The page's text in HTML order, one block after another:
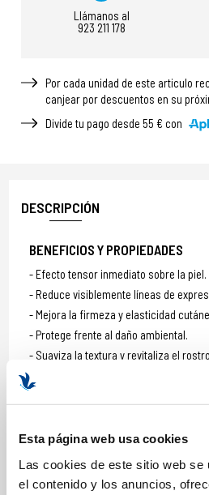
Esta página web usa cookies
Las cookies de este sitio web se
el contenido y los anuncios,
Llámanos al
923 211 178
Por cada unidad de este articulo
canjear por descuentos en su
Divide tu pago desde 55 € con
DESCRIPCIÓN
BENEFICIOS Y PROPIEDADES
Efecto tensor inmediato sobre la piel.
Reduce visiblemente líneas de
Mejora la firmeza y elasticidad
Protege frente al daño ambiental.
Suaviza la textura y revitaliza el rostro.
COMPOSICIÓN